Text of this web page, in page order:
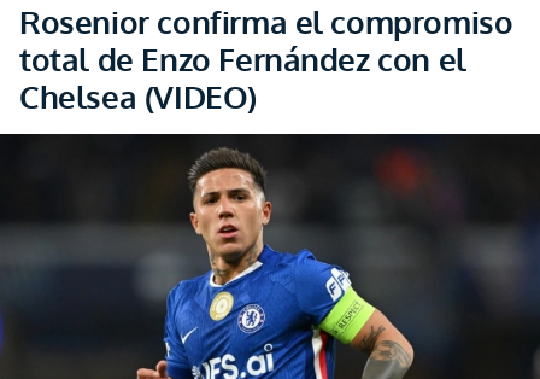
Rosenior confirma el compromiso
total de Enzo Fernández con el
Chelsea (VIDEO)